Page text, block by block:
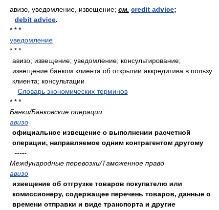
авизо, уведомление, извещение; см. credit advice;
debit advice.
* * *
уведомление
* * *
авизо; извещение; уведомление; консультирование;
извещение банком клиента об открытии аккредитива в пользу
клиента; консультации
Словарь экономических терминов
* * *
Банки/Банковские операции
авизо
официальное извещение о выполнении расчетной
операции, направляемое одним контрагентом другому
-----
Международные перевозки/Таможенное право
авизо
извещение об отгрузке товаров покупателю или
комиссионеру, содержащее перечень товаров, данные о
времени отправки и виде транспорта и другие